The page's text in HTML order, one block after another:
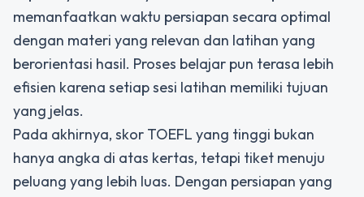
memanfaatkan waktu persiapan secara optimal
dengan materi yang relevan dan latihan yang
berorientasi hasil. Proses belajar pun terasa lebih
efisien karena setiap sesi latihan memiliki tujuan
yang jelas.
Pada akhirnya, skor TOEFL yang tinggi bukan
hanya angka di atas kertas, tetapi tiket menuju
peluang yang lebih luas. Dengan persiapan yang